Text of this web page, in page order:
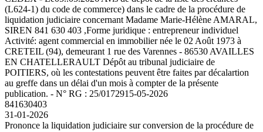
(L624-1) du code de commerce) dans le cadre de la procédure de
liquidation judiciaire concernant Madame Marie-Hélène AMARAL,
SIREN 841 630 403 ,Forme juridique : entrepreneur individuel
Activité: agent commercial en immobilier née le 02 Août 1973 à
CRETEIL (94), demeurant 1 rue des Varennes - 86530 AVAILLES
EN CHATELLERAULT Dépôt au tribunal judiciaire de
POITIERS, où les contestations peuvent être faites par décalartion
au greffe dans un délai d'un mois à compter de la présente
publication. - N° RG : 25/0172915-05-2026
841630403
31-01-2026
Prononce la liquidation judiciaire sur conversion de la procédure de